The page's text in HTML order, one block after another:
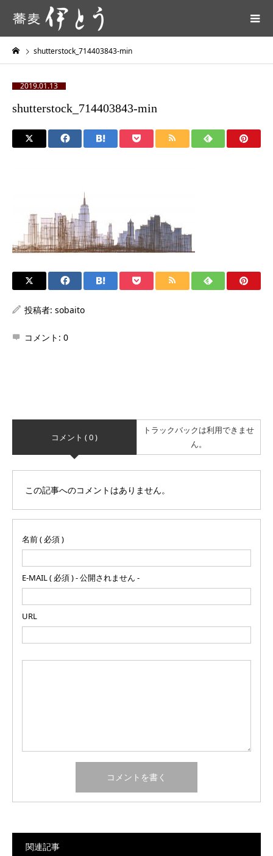
shutterstock_714403843-min
2019.01.13
shutterstock_714403843-min
投稿者: sobaito
コメント: 0
コメント ( 0 )
トラックバックは利用できませ
ん。
この記事へのコメントはありません。
名前 ( 必須 )
E-MAIL ( 必須 ) - 公開されません -
URL
関連記事